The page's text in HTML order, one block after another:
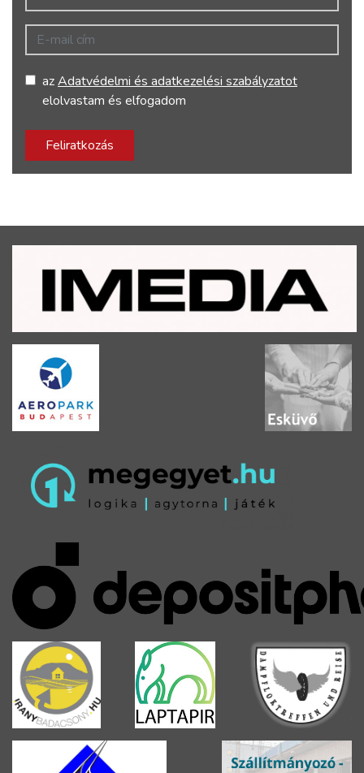
E-mail cím
azAdatvédelmi és adatkezelési szabályzatot
elolvastam és elfogadom
Feliratkozás